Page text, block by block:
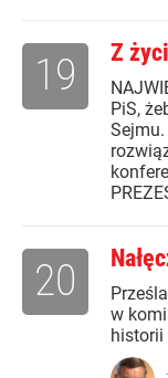
Z
PiS,
19
w
historii
20